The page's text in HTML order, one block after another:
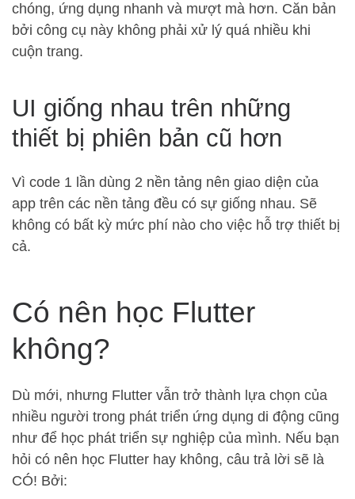
chóng, ứng dụng nhanh và mượt mà hơn. Căn bản
bởi công cụ này không phải xử lý quá nhiều khi
cuộn trang.
UI giống nhau trên những
thiết bị phiên bản cũ hơn
Vì code 1 lần dùng 2 nền tảng nên giao diện của
app trên các nền tảng đều có sự giống nhau. Sẽ
không có bất kỳ mức phí nào cho việc hỗ trợ thiết bị
cả.
Có nên học Flutter
không?
Dù mới, nhưng Flutter vẫn trở thành lựa chọn của
nhiều người trong phát triển ứng dụng di động cũng
như để học phát triển sự nghiệp của mình. Nếu bạn
hỏi có nên học Flutter hay không, câu trả lời sẽ là
CÓ! Bởi: